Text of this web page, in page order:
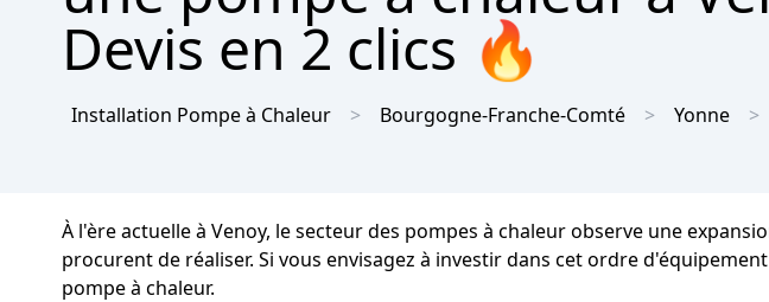
Devis en 2 clics 🔥
Installation Pompe à Chaleur Bourgogne-Franche-Comté Yonne
À l'ère actuelle à Venoy, le secteur des pompes à chaleur observe une
procurent de réaliser. Si vous envisagez à investir dans cet ordre
pompe à chaleur.